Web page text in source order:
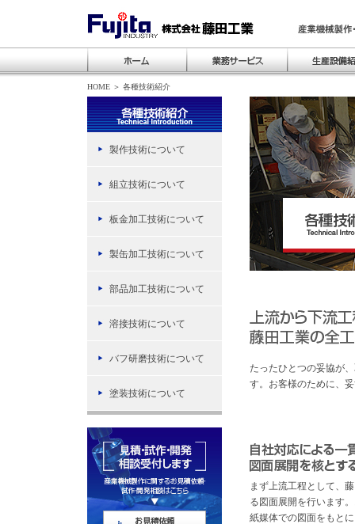
HOME ＞ 各種技術紹介
製作技術について
組立技術について
板金加工技術について
製缶加工技術について
部品加工技術について
溶接技術について
バフ研磨技術について
塗装技術について
たったひとつの妥協が
す。お客様のために、
まず上流工程として、
る図面展開を行います
紙媒体での図面をもと